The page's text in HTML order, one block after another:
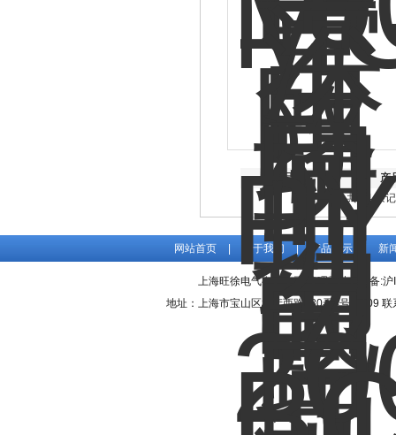
产品图片
产
共 64 条
网站首页 关于我们 | 产品展示 新
上海旺徐电气有限公司 管理登陆ICP备:沪
地址：上海市宝山区水产西路680弄4号楼509